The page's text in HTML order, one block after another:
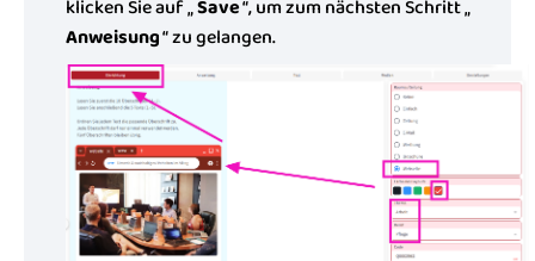
klicken Sie auf „Save“, um zum nächsten Schritt „
Anweisung“ zu gelangen.